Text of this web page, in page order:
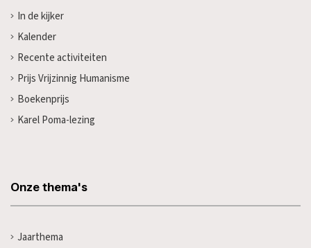
In de kijker
Kalender
Recente activiteiten
Prijs Vrijzinnig Humanisme
Boekenprijs
Karel Poma-lezing
Onze thema's
Jaarthema